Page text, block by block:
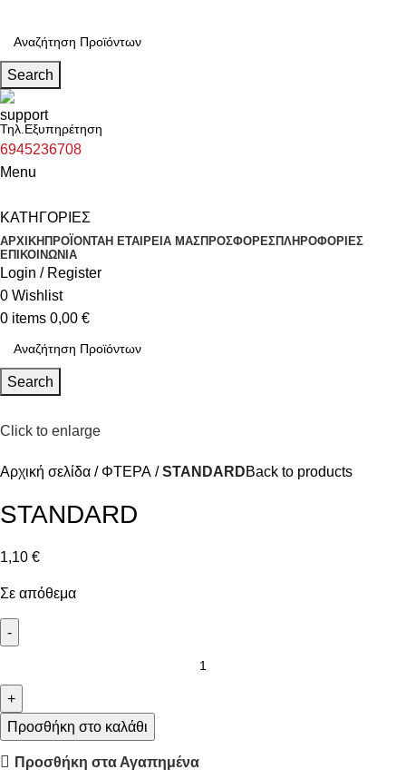
Search
Τηλ.Εξυπηρέτηση
6945236708
Menu
ΚΑΤΗΓΟΡΙΕΣ
ΑΡΧΙΚΗ ΠΡΟΪΟΝΤΑΗ ΕΤΑΙΡΕΙΑ ΜΑΣΠΡΟΣΦΟΡΕΣΠΛΗΡΟΦΟΡΙΕΣ
ΕΠΙΚΟΙΝΩΝΙΑ
Login / Register
0 Wishlist
0 items 0,00 €
Search
Click to enlarge
Αρχική σελίδα ΦΤΕΡΑ STANDARDBack to products
STANDARD
1,10 €
Σε απόθεμα
Προσθήκη στο καλάθι
Προσθήκη στα Αγαπημένα